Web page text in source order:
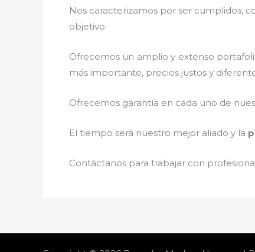
Nos caracterizamos por ser cumplidos,
objetivo.
Ofrecemos un amplio y extenso
más importante, precios justos y
Ofrecemos garantía en cada uno de
El tiempo será nuestro mejor aliado y la
Contáctanos para trabajar con